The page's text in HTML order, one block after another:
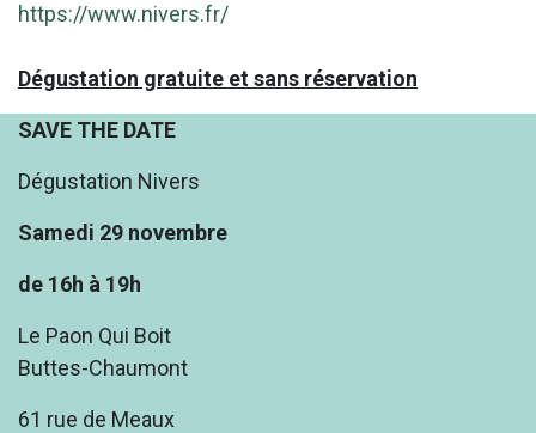
https://www.nivers.fr/
Dégustation gratuite et sans réservation
SAVE THE DATE
Dégustation Nivers
Samedi 29 novembre
de 16h à 19h
Le Paon Qui Boit
Buttes-Chaumont
61 rue de Meaux